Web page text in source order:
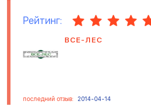
Рейтинг:
ВСЕ-ЛЕС
последний отзыв: 2014-04-14